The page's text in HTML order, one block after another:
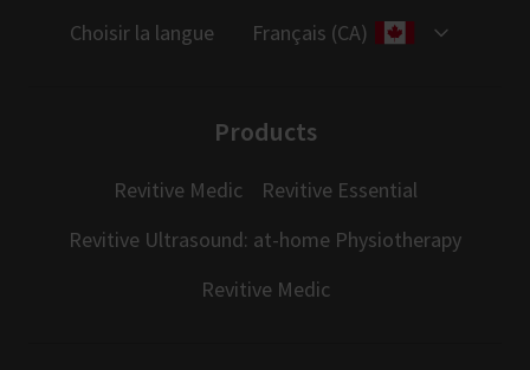
Choisir la langue
Français (CA)
Products
Revitive Medic
Revitive Essential
Revitive Ultrasound: at-home Physiotherapy
Revitive Medic